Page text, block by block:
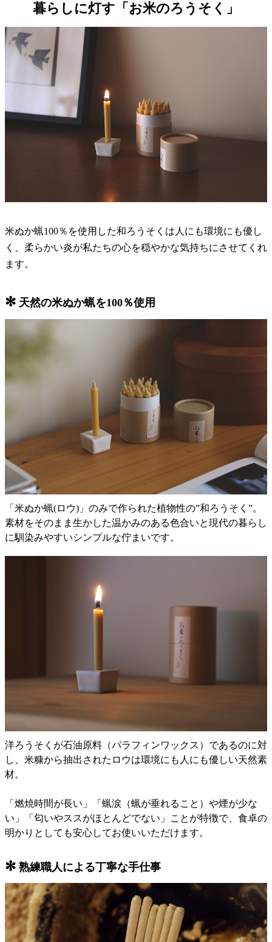
暮らしに灯す「お米のろうそく」
米ぬか蝋100％を使用した和ろうそくは人にも環境にも優し
く、柔らかい炎が私たちの心を穏やかな気持ちにさせてくれ
ます。
✻ 天然の米ぬか蝋を100％使用
「米ぬか蝋(ロウ)」のみで作られた植物性の”和ろうそく”。
素材をそのまま生かした温かみのある色合いと現代の暮らし
に馴染みやすいシンプルな佇まいです。
洋ろうそくが石油原料（パラフィンワックス）であるのに対
し、米糠から抽出されたロウは環境にも人にも優しい天然素
材。
「燃焼時間が長い」「蝋涙（蝋が垂れること）や煙が少な
い」「匂いやススがほとんどでない」ことが特徴で、食卓の
明かりとしても安心してお使いいただけます。
✻ 熟練職人による丁寧な手仕事